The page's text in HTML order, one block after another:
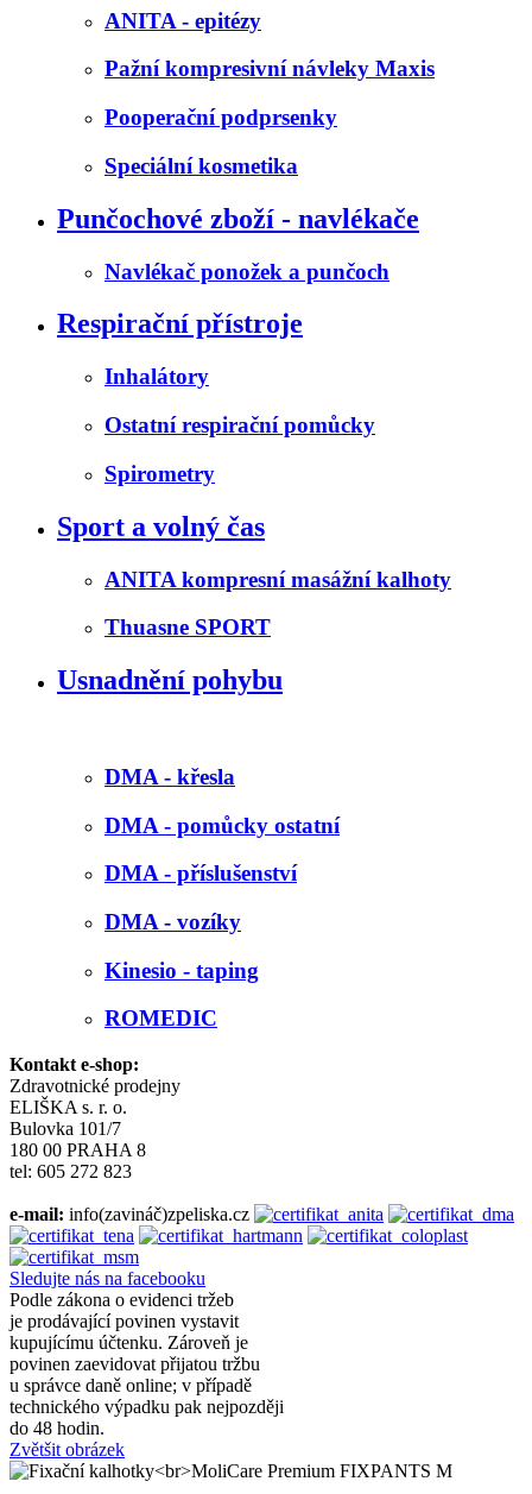
ANITA - epitézy
Pažní kompresivní návleky Maxis
Pooperační podprsenky
Speciální kosmetika
Punčochové zboží - navlékače
Navlékač ponožek a punčoch
Respirační přístroje
Inhalátory
Ostatní respirační pomůcky
Spirometry
Sport a volný čas
ANITA kompresní masážní kalhoty
Thuasne SPORT
Usnadnění pohybu
DMA - křesla
DMA - pomůcky ostatní
DMA - příslušenství
DMA - vozíky
Kinesio - taping
ROMEDIC
Kontakt e-shop:
Zdravotnické prodejny
ELIŠKA s. r. o.
Bulovka 101/7
180 00 PRAHA 8
tel: 605 272 823
e-mail: info(zavináč)zpeliska.cz
Sledujte nás na facebooku
Podle zákona o evidenci tržeb
je prodávající povinen vystavit
kupujícímu účtenku. Zároveň je
povinen zaevidovat přijatou tržbu
u správce daně online; v případě
technického výpadku pak nejpozději
do 48 hodin.
Zvětšit obrázek